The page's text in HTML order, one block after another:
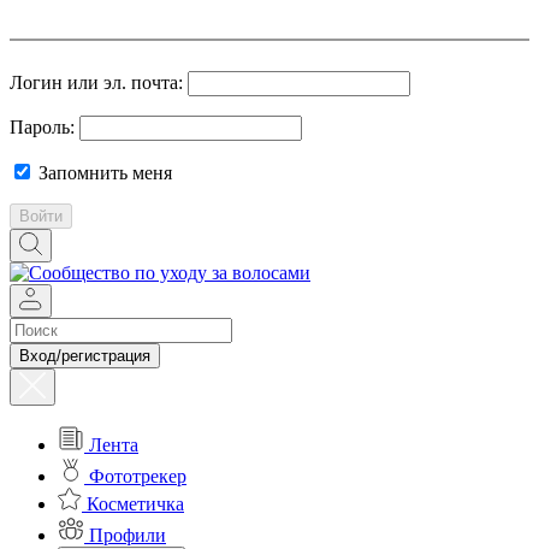
Логин или эл. почта:
Пароль:
Запомнить меня
Войти
Вход/регистрация
Лента
Фототрекер
Косметичка
Профили